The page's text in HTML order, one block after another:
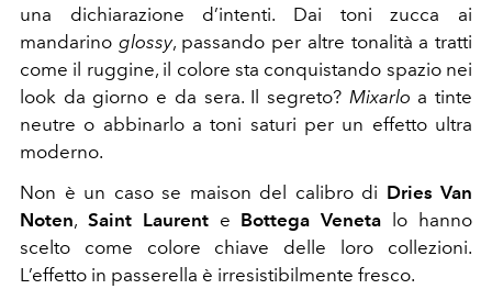
una dichiarazione d’intenti. Dai toni zucca ai
mandarino glossy, passando per altre tonalità a tratti
come il ruggine, il colore sta conquistando spazio nei
look da giorno e da sera. Il segreto? Mixarlo a tinte
neutre o abbinarlo a toni saturi per un effetto ultra
moderno.
Non è un caso se maison del calibro di Dries Van
Noten, Saint Laurent e Bottega Veneta lo hanno
scelto come colore chiave delle loro collezioni.
L’effetto in passerella è irresistibilmente fresco.